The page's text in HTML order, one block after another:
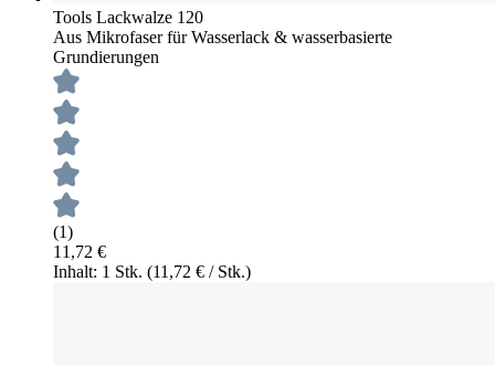
Tools Lackwalze 120
Aus Mikrofaser für Wasserlack & wasserbasierte
Grundierungen
(1)
11,72 €
Inhalt: 1 Stk. (11,72 € / Stk.)